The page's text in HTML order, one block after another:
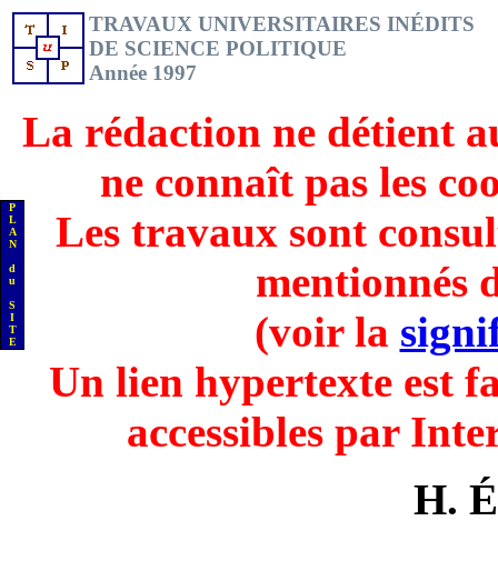
P
L
A
N
d
u
S
I
T
E
TRAVAUX UNIVERSITAIRES INÉDITS
DE SCIENCE POLITIQUE
Année 1997
La rédaction ne détient
ne connaît pas les
Les travaux sont
mentionnés
(voir la
Un lien hypertexte est
accessibles par
H.